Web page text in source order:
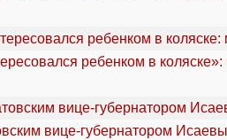
ребенком в
вице-губернатором